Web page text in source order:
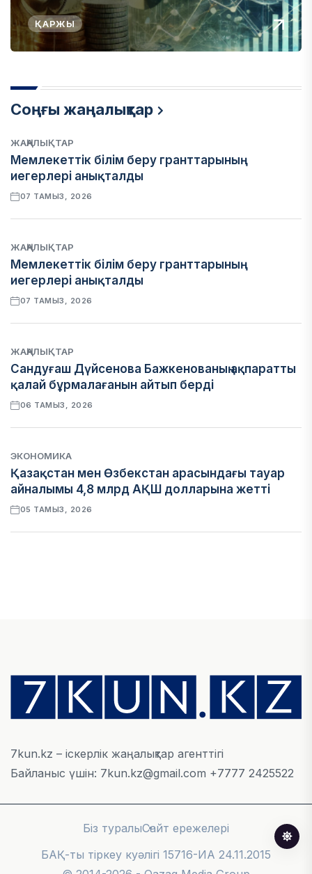
ҚАРЖЫ
Соңғы жаңалықтар
ЖАҢАЛЫҚТАР
Мемлекеттік білім беру гранттарының
иегерлері анықталды
07 ТАМЫЗ, 2026
ЖАҢАЛЫҚТАР
Мемлекеттік білім беру гранттарының
иегерлері анықталды
07 ТАМЫЗ, 2026
ЖАҢАЛЫҚТАР
Сандуғаш Дүйсенова Бажкенованың ақпаратты
қалай бұрмалағанын айтып берді
06 ТАМЫЗ, 2026
ЭКОНОМИКА
Қазақстан мен Өзбекстан арасындағы тауар
айналымы 4,8 млрд АҚШ долларына жетті
05 ТАМЫЗ, 2026
БИЛІК
«Бәйтерек» холдингінің инвестициялық және
кредиттік портфелі 14,3 трлн теңгеге жетті
БЖЗҚ-дағы зейнетақы жинақтары 28,09 трлн
7kun.kz – іскерлік жаңалықтар агенттігі
Байланыс үшін: 7kun.kz@gmail.com +7777 2425522
Біз туралыСайт ережелері
БАҚ-ты тіркеу куәлігі 15716-ИА 24.11.2015